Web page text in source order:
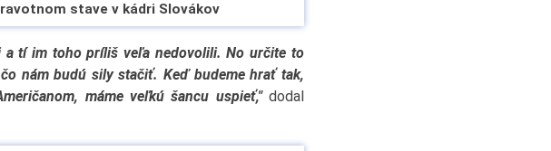
stave v kádri Slovákov
a tí im toho príliš veľa nedovolili. No určite to
nám budú sily stačiť. Keď budeme hrať tak,
máme veľkú šancu uspieť,"dodal